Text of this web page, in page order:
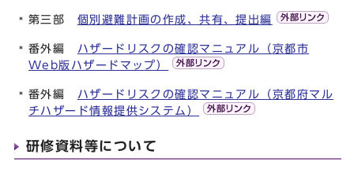
第三部 個別避難計画の作成、共有、提出編
番外編 ハザードリスクの確認マニュアル（京都市
Web版ハザードマップ）
番外編 ハザードリスクの確認マニュアル（京都府マル
チハザード情報提供システム）
研修資料等について